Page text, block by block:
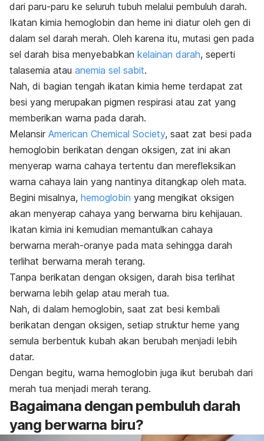
dari paru-paru ke seluruh tubuh melalui pembuluh darah.
Ikatan kimia hemoglobin dan heme ini diatur oleh gen di
dalam sel darah merah. Oleh karena itu, mutasi gen pada
sel darah bisa menyebabkan kelainan darah, seperti
talasemia atau anemia sel sabit.
Nah, di bagian tengah ikatan kimia heme terdapat zat
besi yang merupakan pigmen respirasi atau zat yang
memberikan warna pada darah.
Melansir American Chemical Society, saat zat besi pada
hemoglobin berikatan dengan oksigen, zat ini akan
menyerap warna cahaya tertentu dan merefleksikan
warna cahaya lain yang nantinya ditangkap oleh mata.
Begini misalnya, hemoglobin yang mengikat oksigen
akan menyerap cahaya yang berwarna biru kehijauan.
Ikatan kimia ini kemudian memantulkan cahaya
berwarna merah-oranye pada mata sehingga darah
terlihat berwarna merah terang.
Tanpa berikatan dengan oksigen, darah bisa terlihat
berwarna lebih gelap atau merah tua.
Nah, di dalam hemoglobin, saat zat besi kembali
berikatan dengan oksigen, setiap struktur heme yang
semula berbentuk kubah akan berubah menjadi lebih
datar.
Dengan begitu, warna hemoglobin juga ikut berubah dari
merah tua menjadi merah terang.
Bagaimana dengan pembuluh darah
yang berwarna biru?